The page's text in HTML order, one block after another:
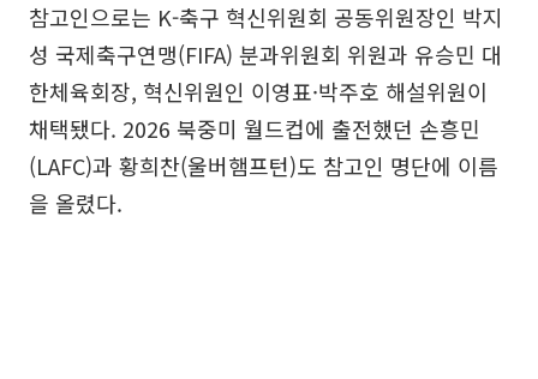
참고인으로는 K-축구 혁신위원회 공동위원장인 박지
성 국제축구연맹(FIFA) 분과위원회 위원과 유승민 대
한체육회장, 혁신위원인 이영표·박주호 해설위원이
채택됐다. 2026 북중미 월드컵에 출전했던 손흥민
(LAFC)과 황희찬(울버햄프턴)도 참고인 명단에 이름
을 올렸다.